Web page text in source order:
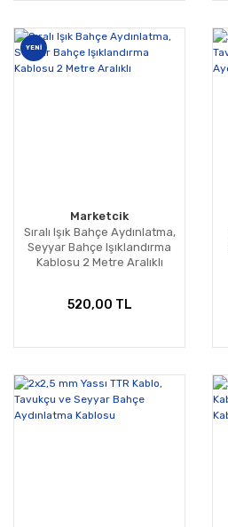
YENİ
Marketcik
Sıralı Işık Bahçe Aydınlatma,
Seyyar Bahçe Işıklandırma
Kablosu 2 Metre Aralıklı
520,00 TL